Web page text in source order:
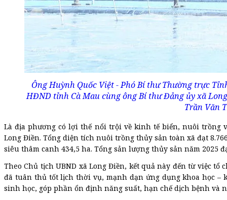
Ông Huỳnh Quốc Việt - Phó Bí thư Thường trực
HĐND tỉnh Cà Mau cùng ông Bí thư Đảng ủy xã
Trần Văn
Là địa phương có lợi thế nổi trội về kinh tế biển, nuôi trồng
Long Điền. Tổng diện tích nuôi trồng thủy sản toàn xã đạt
siêu thâm canh 434,5 ha. Tổng sản lượng thủy sản năm 2025
Theo Chủ tịch UBND xã Long Điền, kết quả này đến từ việc
đã tuân thủ tốt lịch thời vụ, mạnh dạn ứng dụng khoa học
sinh học, góp phần ổn định năng suất, hạn chế dịch bệnh và